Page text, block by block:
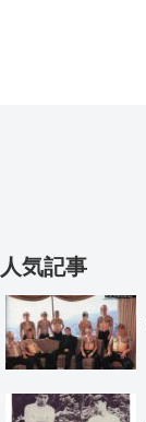
人気記事